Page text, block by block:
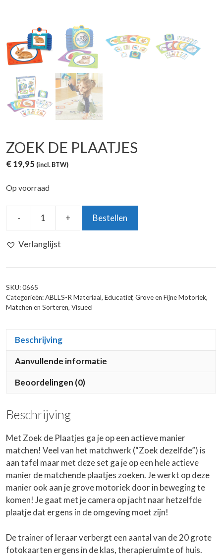
ZOEK DE PLAATJES
€19,95 (incl. BTW)
Op voorraad
-
Zoek
+ Bestellen
Verlanglijst
SKU:0665
Categorieën:ABLLS-R Materiaal, Educatief, Grove en Fijne Motoriek,
Matchen en Sorteren, Visueel
Beschrijving
Aanvullende informatie
Beoordelingen (0)
Beschrijving
Met Zoek de Plaatjes ga je op een actieve manier
matchen! Veel van het matchwerk (“Zoek dezelfde”) is
aan tafel maar met deze set ga je op een hele actieve
manier de matchende plaatjes zoeken. Je werkt op deze
manier ook aan je grove motoriek door in beweging te
komen! Je gaat met je camera op jacht naar hetzelfde
plaatje dat ergens in de omgeving moet zijn!
De trainer of leraar verbergt een aantal van de 20 grote
fotokaarten ergens in de klas, therapieruimte of huis.